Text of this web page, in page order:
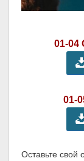
01-04
01-
Оставьте свой